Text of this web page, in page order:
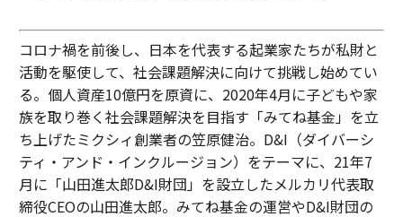
コロナ禍を前後し、日本を代表する起業家たちが私財と
活動を駆使して、社会課題解決に向けて挑戦し始めてい
る。個人資産10億円を原資に、2020年4月に子どもや家
族を取り巻く社会課題解決を目指す「みてね基金」を立
ち上げたミクシィ創業者の笠原健治。D&I（ダイバーシ
ティ・アンド・インクルージョン）をテーマに、21年7
月に「山田進太郎D&I財団」を設立したメルカリ代表取
締役CEOの山田進太郎。みてね基金の運営やD&I財団の